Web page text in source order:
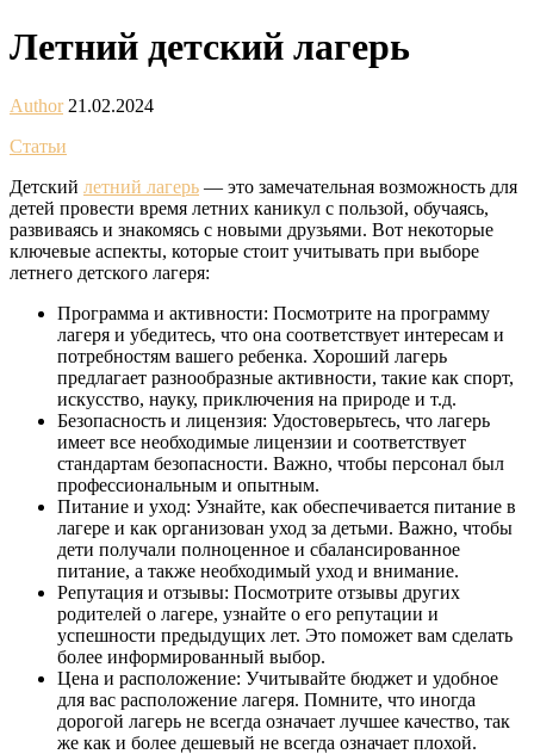
Летний детский лагерь
Author 21.02.2024
Статьи
Детский летний лагерь — это замечательная возможность для
детей провести время летних каникул с пользой, обучаясь,
развиваясь и знакомясь с новыми друзьями. Вот некоторые
ключевые аспекты, которые стоит учитывать при выборе
летнего детского лагеря:
Программа и активности: Посмотрите на программу
лагеря и убедитесь, что она соответствует интересам и
потребностям вашего ребенка. Хороший лагерь
предлагает разнообразные активности, такие как спорт,
искусство, науку, приключения на природе и т.д.
Безопасность и лицензия: Удостоверьтесь, что лагерь
имеет все необходимые лицензии и соответствует
стандартам безопасности. Важно, чтобы персонал был
профессиональным и опытным.
Питание и уход: Узнайте, как обеспечивается питание в
лагере и как организован уход за детьми. Важно, чтобы
дети получали полноценное и сбалансированное
питание, а также необходимый уход и внимание.
Репутация и отзывы: Посмотрите отзывы других
родителей о лагере, узнайте о его репутации и
успешности предыдущих лет. Это поможет вам сделать
более информированный выбор.
Цена и расположение: Учитывайте бюджет и удобное
для вас расположение лагеря. Помните, что иногда
дорогой лагерь не всегда означает лучшее качество, так
же как и более дешевый не всегда означает плохой.